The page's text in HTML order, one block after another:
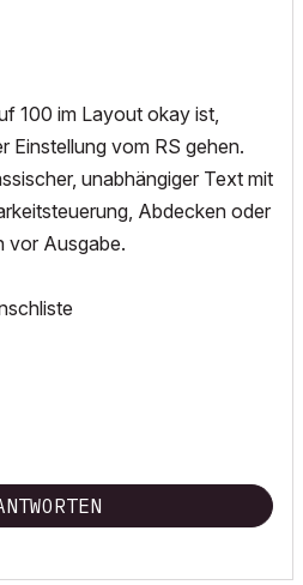
100 im Layout okay ist,
Einstellung vom RS gehen.
unabhängiger Text mit
Abdecken oder
vor Ausgabe.